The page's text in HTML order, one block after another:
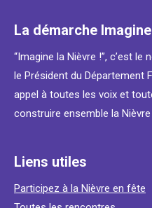
La démarche
“Imagine la Nièvre !”, c’est
le Président du Département
appel à toutes les voix et
construire ensemble la
Liens utiles
Participez à la Nièvre en fête